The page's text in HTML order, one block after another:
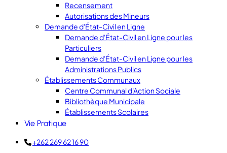
Recensement
Autorisations des Mineurs
Demande d'État-Civil en Ligne
Demande d'État-Civil en Ligne pour les
Particuliers
Demande d'État-Civil en Ligne pour les
Administrations Publics
Établissements Communaux
Centre Communal d'Action Sociale
Bibliothèque Municipale
Établissements Scolaires
Vie Pratique
+262 269 62 16 90